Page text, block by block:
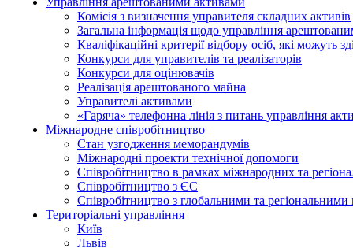
Комісія з визначення управителя складних активів
Загальна інформація щодо управління
Кваліфікаційні критерії відбору осіб, які
Конкурси для управителів та реалізаторів
Конкурси для оцінювачів
Реалізація арештованого майна
Управителі активами
«Гаряча» телефонна лінія з питань управління
Міжнародне співробітництво
Стан узгодження меморандумів
Міжнародні проекти технічної допомоги
Співробітництво в рамках міжнародних та
Співробітництво з ЄС
Співробітництво з глобальними та
Територіальні управління
Київ
Львів